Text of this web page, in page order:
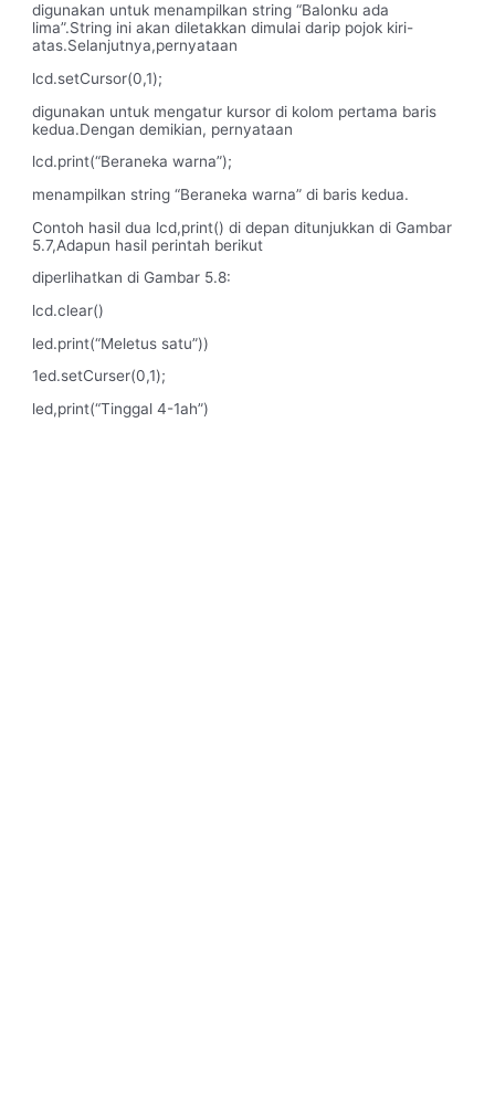
digunakan untuk menampilkan string “Balonku ada
lima”.String ini akan diletakkan dimulai darip pojok kiri-
atas.Selanjutnya,pernyataan
lcd.setCursor(0,1);
digunakan untuk mengatur kursor di kolom pertama baris
kedua.Dengan demikian, pernyataan
lcd.print(“Beraneka warna”);
menampilkan string “Beraneka warna” di baris kedua.
Contoh hasil dua lcd,print() di depan ditunjukkan di Gambar
5.7,Adapun hasil perintah berikut
diperlihatkan di Gambar 5.8:
lcd.clear()
led.print(“Meletus satu”))
1ed.setCurser(0,1);
led,print(“Tinggal 4-1ah”)